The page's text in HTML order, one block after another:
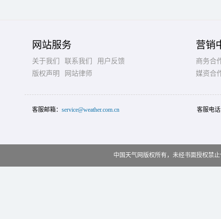
网站服务
关于我们 联系我们
用户反馈
版权声明
网站律师
营销
商务合
媒资合
客服邮箱： service@weather.com.cn 客服电
中国天气网版权所有，未经书面授权